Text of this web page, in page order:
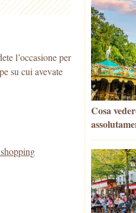
l’occasione per
su cui avevate
Cosa